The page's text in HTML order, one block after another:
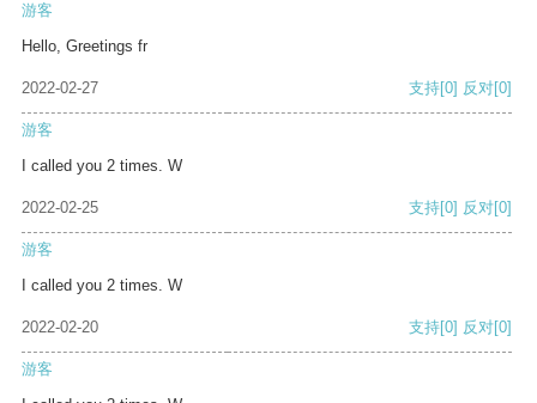
游客
Hello, Greetings fr
2022-02-27 支持[0] 反对[0]
游客
I called you 2 times. W
2022-02-25 支持[0] 反对[0]
游客
I called you 2 times. W
2022-02-20 支持[0] 反对[0]
游客